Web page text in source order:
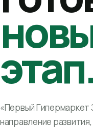
«Первый
направление